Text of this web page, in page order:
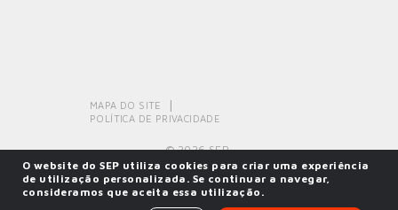
MAPA DO SITE
POLÍTICA DE PRIVACIDADE
© 2026 SEP.
Powered bySOLOS
O website do SEP utiliza cookies para criar uma experiência
de utilização personalizada. Se continuar a navegar,
consideramos que aceita essa utilização.